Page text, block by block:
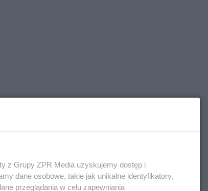
z Grupy ZPR Media uzyskujemy dostęp i
dane osobowe, takie jak unikalne identyfikatory,
przeglądania w celu zapewniania